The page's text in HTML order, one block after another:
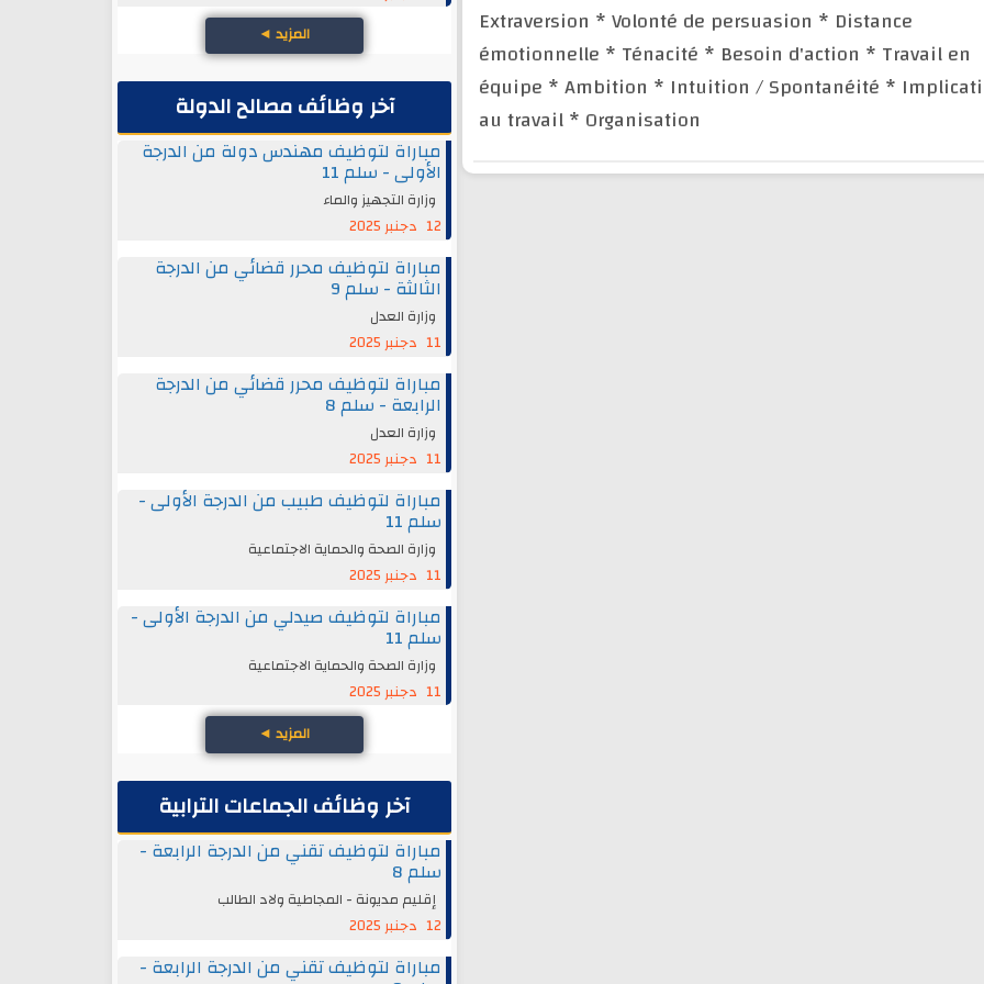
Extraversion * Volonté de persuasion * Distance
émotionnelle * Ténacité * Besoin d'action * Travail en
équipe * Ambition * Intuition / Spontanéité *
au travail* Organisation
المزيد ◄
آخر وظائف مصالح الدولة
مباراة لتوظيف مهندس دولة من الدرجة
الأولى - سلم 11
وزارة التجهيز والماء
12 دجنبر 2025
مباراة لتوظيف محرر قضائي من الدرجة
الثالثة - سلم 9
وزارة العدل
11 دجنبر 2025
مباراة لتوظيف محرر قضائي من الدرجة
الرابعة - سلم 8
وزارة العدل
11 دجنبر 2025
مباراة لتوظيف طبيب من الدرجة الأولى -
سلم 11
وزارة الصحة والحماية الاجتماعية
11 دجنبر 2025
مباراة لتوظيف صيدلي من الدرجة الأولى -
سلم 11
وزارة الصحة والحماية الاجتماعية
11 دجنبر 2025
المزيد ◄
آخر وظائف الجماعات الترابية
مباراة لتوظيف تقني من الدرجة الرابعة -
سلم 8
إقليم مديونة - المجاطية ولاد الطالب
12 دجنبر 2025
مباراة لتوظيف تقني من الدرجة الرابعة -